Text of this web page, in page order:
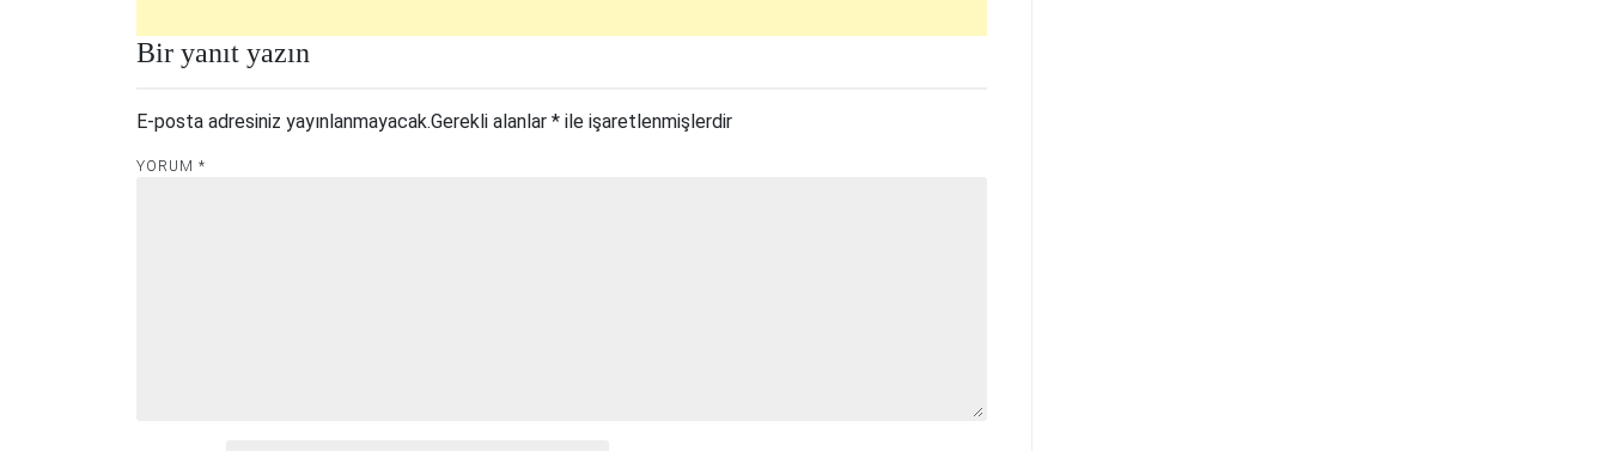
Bir yanıt yazın
E-posta adresiniz yayınlanmayacak.Gerekli alanlar * ile işaretlenmişlerdir
YORUM *